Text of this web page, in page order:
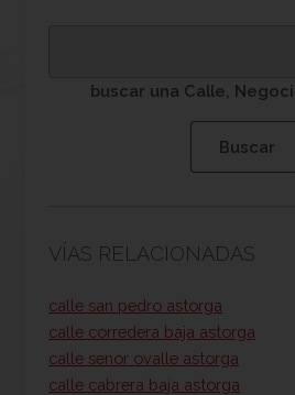
buscar una Calle,
VÍAS RELACIONADAS
calle san pedro astorga
calle corredera baja astorga
calle senor ovalle astorga
calle cabrera baja astorga